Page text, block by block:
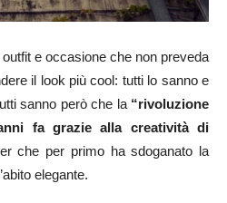
e occasione che non preveda
il look più cool: tutti lo sanno e
sanno però che la “rivoluzione
fa grazie alla creatività di
che per primo ha sdoganato la
elegante.